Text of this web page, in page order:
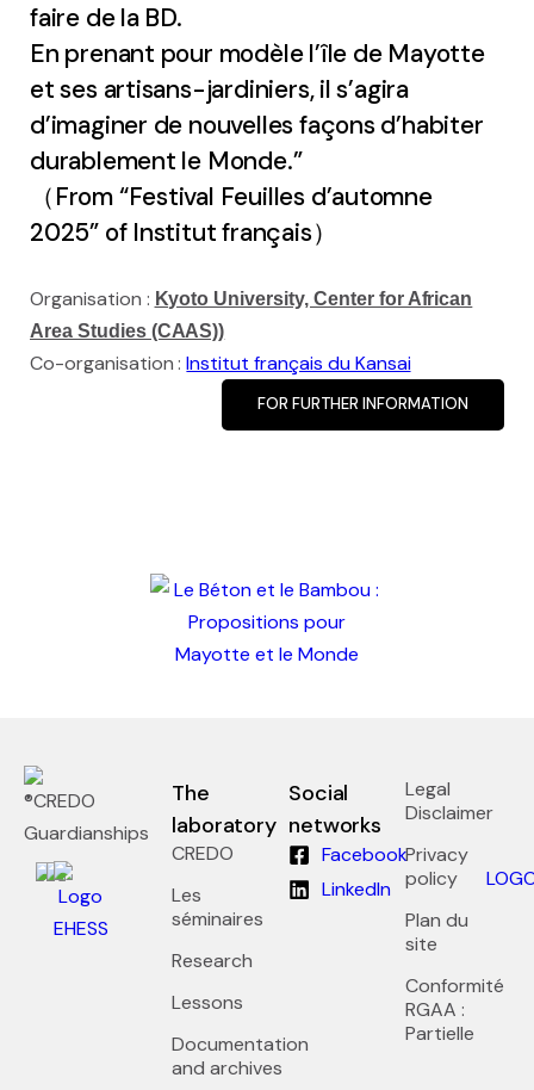
Bachelor and Master
Phd
Submitted thesis
Students discussion list
Documentation center
Pacific-Credo publications
faire de la BD.
En prenant pour modèle l’île de Mayotte
et ses artisans-jardiniers, il s’agira
d’imaginer de nouvelles façons d’habiter
durablement le Monde.”
（From “Festival Feuilles d’automne
2025” of Institut français）
Organisation : Kyoto University, Center for African
Area Studies (CAAS))
Co-organisation :Institut français du Kansai
FOR FURTHER INFORMATION
Guardianships
The
laboratory
CREDO
Les
séminaires
Research
Lessons
Documentation
and archives
Social
networks
Facebook
LinkedIn
Legal
Disclaimer
Privacy
policy
Plan du
site
Conformité
RGAA :
Partielle